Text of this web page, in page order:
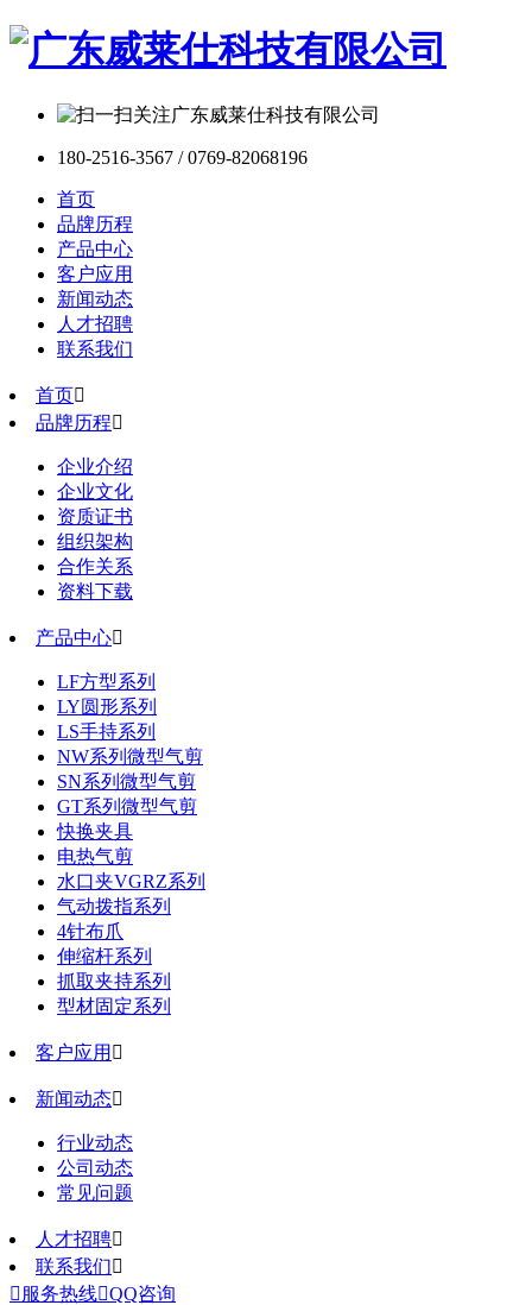
180-2516-3567 / 0769-82068196
首页
品牌历程
产品中心
客户应用
新闻动态
人才招聘
联系我们
首页
品牌历程
企业介绍
企业文化
资质证书
组织架构
合作关系
资料下载
产品中心
LF方型系列
LY圆形系列
LS手持系列
NW系列微型气剪
SN系列微型气剪
GT系列微型气剪
快换夹具
电热气剪
水口夹VGRZ系列
气动拨指系列
4针布爪
伸缩杆系列
抓取夹持系列
型材固定系列
客户应用 
新闻动态
行业动态
公司动态
常见问题
人才招聘
联系我们
 服务热线QQ咨询